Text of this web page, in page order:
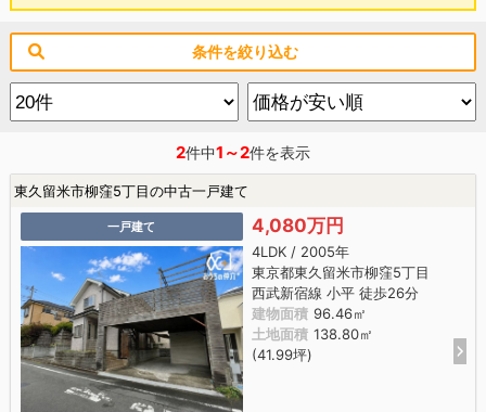
条件を絞り込む
2件中1～2件を表示
東久留米市柳窪5丁目の中古一戸建て
一戸建て 4,080万円
4LDK / 2005年
東京都東久留米市柳窪5丁目
西武新宿線 小平 徒歩26分
建物面積 96.46㎡
土地面積 138.80㎡
(41.99坪)